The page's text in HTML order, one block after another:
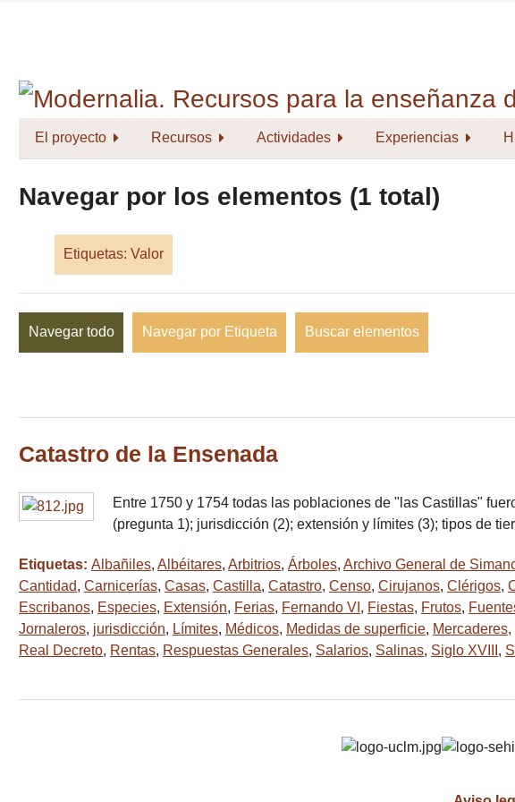
El proyecto Recursos Actividades Experiencias
Navegar por los elementos (1 total)
Etiquetas: Valor
Navegar todo Navegar por Etiqueta Buscar elementos
Catastro de la Ensenada
Entre 1750 y 1754 todas las poblaciones de "las Castillas"
(pregunta 1); jurisdicción (2); extensión y límites (3); tipos de
Etiquetas: Albañiles, Albéitares, Arbitrios, Árboles, Archivo General de
Cantidad, Carnicerías, Casas, Castilla, Catastro, Censo, Cirujanos, Clérigos,
Escribanos, Especies, Extensión, Ferias, Fernando VI , Fiestas, Frutos,
Jornaleros, jurisdicción, Límites, Médicos, Medidas de superficie, Mercaderes,
Real Decreto, Rentas, Respuestas Generales, Salarios, Salinas, Siglo XVIII ,